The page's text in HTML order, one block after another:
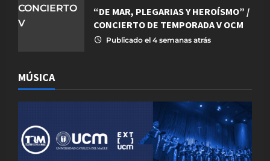
“DE MAR, PLEGARIAS Y HEROÍSMO” /
CONCIERTO DE TEMPORADA V OCM
Publicado el 4 semanas atrás
MÚSICA